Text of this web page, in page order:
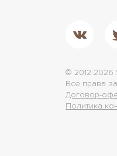
© 2012-2026
Все права
Договор-
Политика